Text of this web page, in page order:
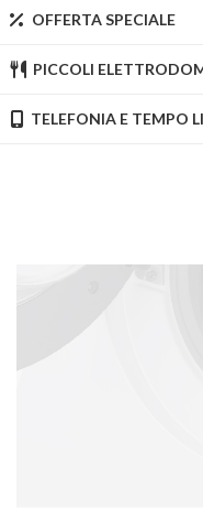
OFFERTA SPECIALE
PICCOLI
TELEFONIA E TEMPO